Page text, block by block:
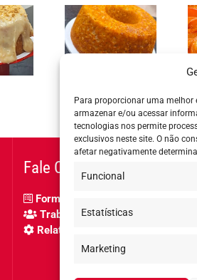
Para proporcionar uma melhor
armazenar e/ou acessar
tecnologias nos permite
exclusivos neste site. O não
afetar negativamente
Funcional
Estatísticas
Marketing
Fale Conosco
Formulário de contato
Trabalhe Conosco
Relatório de igualdade salarial